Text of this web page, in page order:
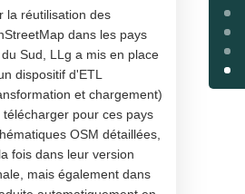
la réutilisation des
dans les pays
Sud, LLg a mis en place
dispositif d'ETL
et chargement)
pour ces pays
OSM détaillées,
fois dans leur version
mais également dans